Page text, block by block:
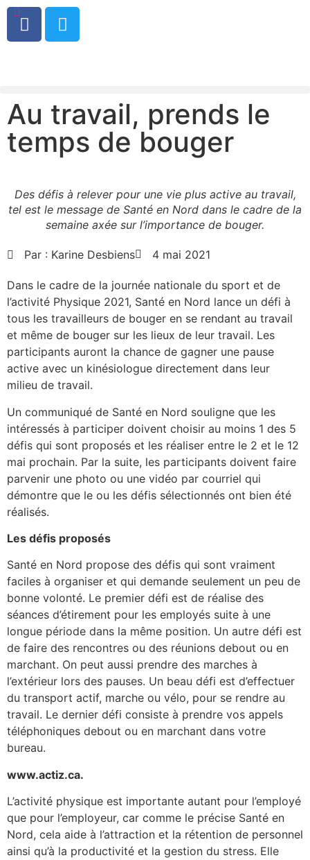
0
Au travail, prends le
temps de bouger
Des défis à relever pour une vie plus active au travail,
tel est le message de Santé en Nord dans le cadre de la
semaine axée sur l’importance de bouger.
Par : Karine Desbiens 4 mai 2021
Dans le cadre de la journée nationale du sport et de
l’activité Physique 2021, Santé en Nord lance un défi à
tous les travailleurs de bouger en se rendant au travail
et même de bouger sur les lieux de leur travail. Les
participants auront la chance de gagner une pause
active avec un kinésiologue directement dans leur
milieu de travail.
Un communiqué de Santé en Nord souligne que les
intéressés à participer doivent choisir au moins 1 des 5
défis qui sont proposés et les réaliser entre le 2 et le 12
mai prochain. Par la suite, les participants doivent faire
parvenir une photo ou une vidéo par courriel qui
démontre que le ou les défis sélectionnés ont bien été
réalisés.
Les défis proposés
Santé en Nord propose des défis qui sont vraiment
faciles à organiser et qui demande seulement un peu de
bonne volonté. Le premier défi est de réalise des
séances d’étirement pour les employés suite à une
longue période dans la même position. Un autre défi est
de faire des rencontres ou des réunions debout ou en
marchant. On peut aussi prendre des marches à
l’extérieur lors des pauses. Un beau défi est d’effectuer
du transport actif, marche ou vélo, pour se rendre au
travail. Le dernier défi consiste à prendre vos appels
téléphoniques debout ou en marchant dans votre
bureau.
www.actiz.ca.
L’activité physique est importante autant pour l’employé
que pour l’employeur, car comme le précise Santé en
Nord, cela aide à l’attraction et la rétention de personnel
ainsi qu’à la productivité et la gestion du stress. Elle